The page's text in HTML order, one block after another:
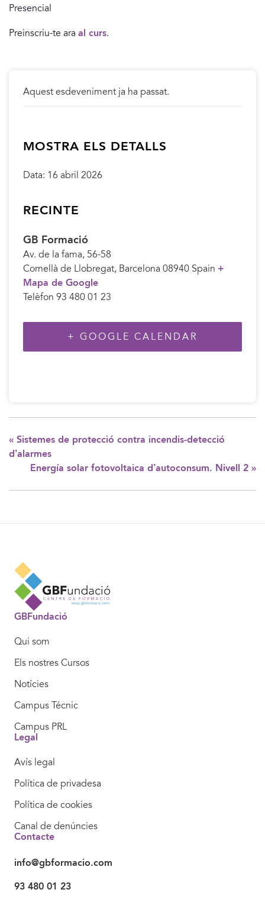
Presencial
Preinscriu-te ara al curs.
Aquest esdeveniment ja ha passat.
MOSTRA ELS DETALLS
Data: 16 abril 2026
RECINTE
GB Formació
Av. de la fama, 56-58
Cornellà de Llobregat, Barcelona 08940 Spain +
Mapa de Google
Telèfon 93 480 01 23
+ GOOGLE CALENDAR
« Sistemes de protecció contra incendis-detecció
d’alarmes
Energía solar fotovoltaica d’autoconsum. Nivell 2 »
GBFundació
Qui som
Els nostres Cursos
Notícies
Campus Técnic
Campus PRL
Legal
Avís legal
Política de privadesa
Política de cookies
Canal de denúncies
Contacte
info@gbformacio.com
93 480 01 23